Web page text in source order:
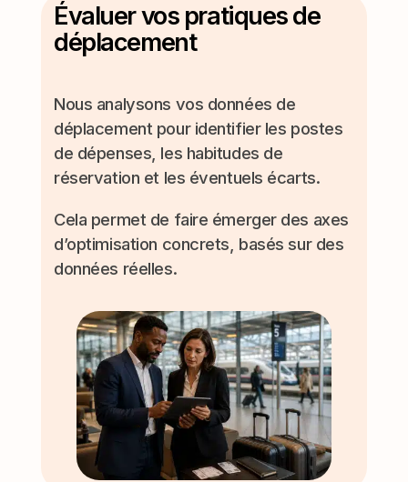
Évaluer vos pratiques de
déplacement
Nous analysons vos données de
déplacement pour identifier les postes
de dépenses, les habitudes de
réservation et les éventuels écarts.
Cela permet de faire émerger des axes
d’optimisation concrets, basés sur des
données réelles.